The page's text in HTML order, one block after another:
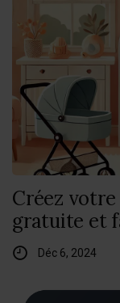
Créez votre
gratuite et
Déc 6, 2024